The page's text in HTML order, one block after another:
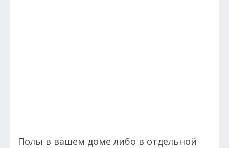
Полы в вашем доме либо в отдельной